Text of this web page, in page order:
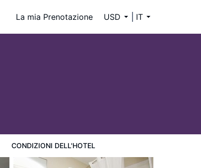
La mia Prenotazione USD IT
CONDIZIONI DELL'HOTEL